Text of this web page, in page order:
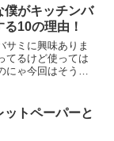
ゃ！おいしいコー
アも...
僕がキッチンバ
10の理由！
サミに興味ありま
てるけど使っては
にゃ今回はそうい
が普段使っている
機能...
ットペーパーと